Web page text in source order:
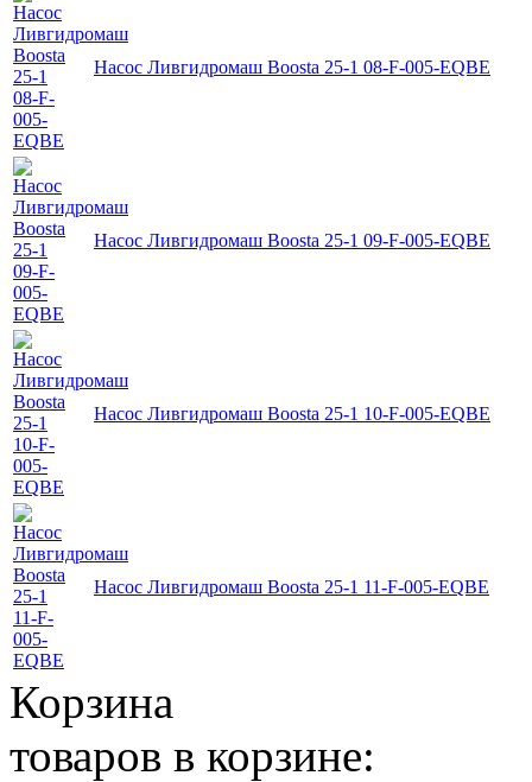
Насос Ливгидромаш Boosta 25-1 08-F-005-EQBE
Насос Ливгидромаш Boosta 25-1 09-F-005-EQBE
Насос Ливгидромаш Boosta 25-1 10-F-005-EQBE
Насос Ливгидромаш Boosta 25-1 11-F-005-EQBE
Корзина
товаров в корзине: